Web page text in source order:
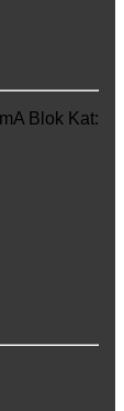
Blok Kat: